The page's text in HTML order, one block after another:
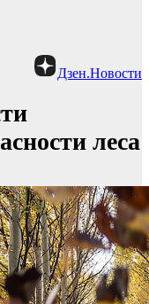
Дзен.Новости
леса